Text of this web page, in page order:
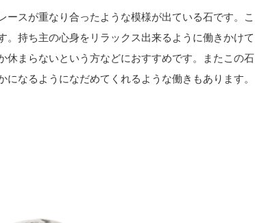
スが重なり合ったような模様が出ている石です。こ
。持ち主の心身をリラックス出来るように働きかけて
休まらないという方などにおすすめです。またこの石
なるようになだめてくれるような働きもあります。